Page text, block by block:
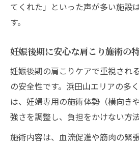
てくれた」といった声が多い施設
す。
妊娠後期に安心な肩こり施術の
妊娠後期の肩こりケアで重視され
の安全性です。浜田山エリアの多
は、妊婦専用の施術体勢（横向き
強さを調整し、負担をかけない方
施術内容は、血流促進や筋肉の緊